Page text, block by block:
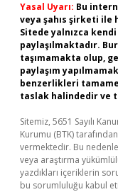
Yasal Uyarı: Bu
veya şahıs şirketi ile
Sitede yalnızca
paylaşılmaktadır.
taşımamakta olup,
paylaşım
benzerlikleri
taslak halindedir ve
Sitemiz, 5651 Sayılı
Kurumu (BTK)
vermektedir. Bu
veya araştırma
yazdıkları içeriklerin
bu sorumluluğu kabul